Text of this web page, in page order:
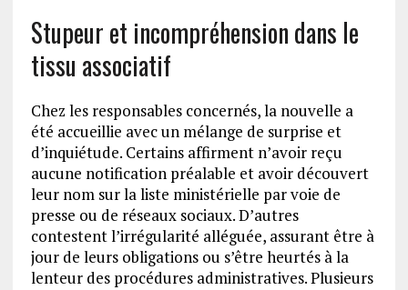
Stupeur et incompréhension dans le
tissu associatif
Chez les responsables concernés, la nouvelle a
été accueillie avec un mélange de surprise et
d’inquiétude. Certains affirment n’avoir reçu
aucune notification préalable et avoir découvert
leur nom sur la liste ministérielle par voie de
presse ou de réseaux sociaux. D’autres
contestent l’irrégularité alléguée, assurant être à
jour de leurs obligations ou s’être heurtés à la
lenteur des procédures administratives. Plusieurs